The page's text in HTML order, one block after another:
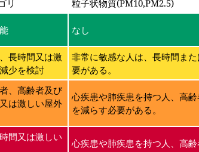
リ
粒子状物質(PM10,PM2.5)
なし
長時間又は激
少を検討
非常に敏感な人は、長時間ま
要がある。
、高齢者及び
は激しい屋外
心疾患や肺疾患を持つ人、高
を減らす必要がある。
間又は激しい
心疾患や肺疾患を持つ人、高